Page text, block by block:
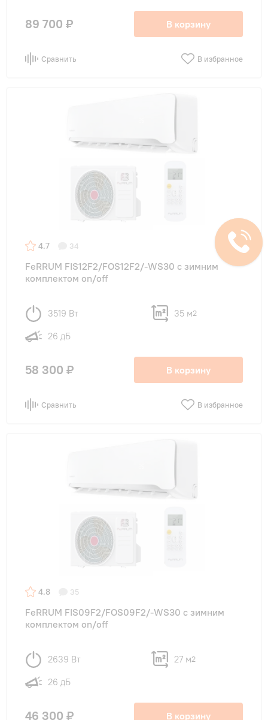
89 700 ₽ В корзину
Сравнить В избранное
4.7 34
FeRRUM FIS12F2/FOS12F2/-WS30 с зимним
комплектом on/off
3519 Вт 35 м2
26 дБ
58 300 ₽ В корзину
Сравнить В избранное
4.8 35
FeRRUM FIS09F2/FOS09F2/-WS30 с зимним
комплектом on/off
2639 Вт 27 м2
26 дБ
46 300 ₽ В корзину